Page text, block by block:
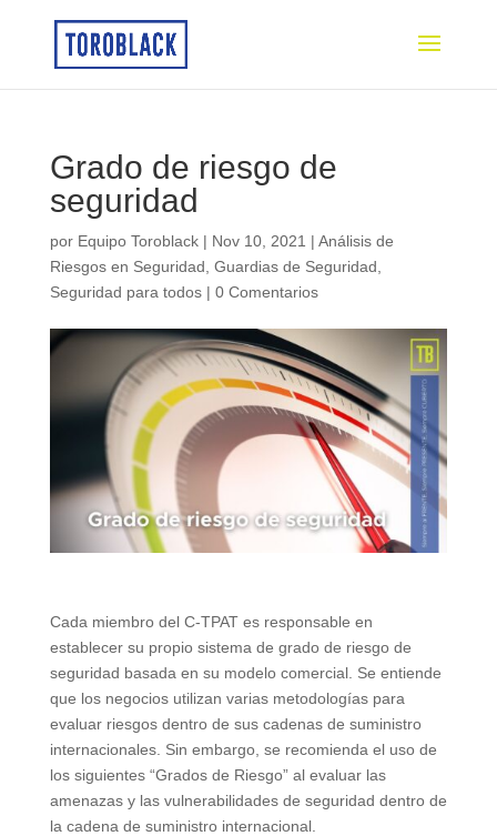
Grado de riesgo de
seguridad
por Equipo Toroblack| Nov 10, 2021 | Análisis de
Riesgos en Seguridad Guardias de Seguridad
Seguridad para todos| 0 Comentarios
Cada miembro del C-TPAT es responsable en
establecer su propio sistema de grado de riesgo de
seguridad basada en su modelo comercial. Se entiende
que los negocios utilizan varias metodologías para
evaluar riesgos dentro de sus cadenas de suministro
internacionales. Sin embargo, se recomienda el uso de
los siguientes “Grados de Riesgo” al evaluar las
amenazas y las vulnerabilidades de seguridad dentro de
la cadena de suministro internacional.